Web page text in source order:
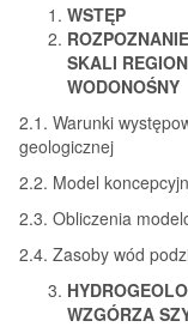
WSTĘP
SKALI
WODONOŚNY
2.1. Warunki
geologicznej
2.2. Model
2.3. Obliczenia
2.4. Zasoby wód
WZGÓRZA